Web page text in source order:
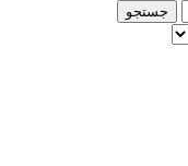
جستجو